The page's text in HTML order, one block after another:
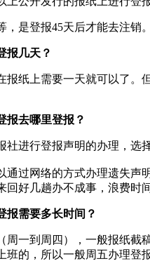
，是登报45天后才能去注销
报几天？
报纸上需要一天就可以了。
报去哪里登报？
社进行登报声明的办理，‌选
通过网络的方式办理遗失声
回好几趟办不成事，浪费时
报需要多长时间？
周一到周四），一般报纸截
班的，所以一般周五办理登